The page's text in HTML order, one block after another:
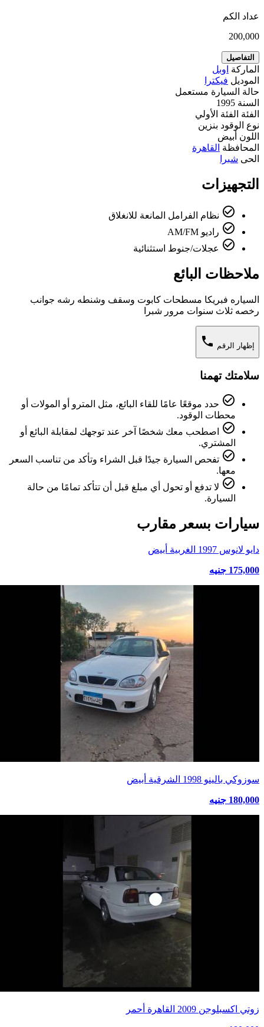
عداد الكم
200,000
التفاصيل
الماركة اوبل
الموديل فيكترا
حالة السيارة مستعمل
السنة 1995
الفئة الفئة الأولي
نوع الوقود بنزين
اللون أبيض
المحافظة القاهرة
الحى شبرا
التجهيزات
check_circle_outline نظام الفرامل المانعة للانغلاق
check_circle_outline راديو AM/FM
check_circle_outline عجلات/جنوط استثنائية
ملاحظات البائع
السياره فبريكا مسطحات كابوت وسقف وشنطه رشه جوانب
رخصه ثلاث سنوات مرور شبرا
إظهار الرقم phone
سلامتك تهمنا
check_circle_outline حدد موقعًا عامًا للقاء البائع، مثل المترو أو المولات أو
محطات الوقود.
check_circle_outline
اصطحب معك شخصًا آخر عند توجهك لمقابلة البائع أو
المشتري.
check_circle_outline تفحص السيارة جيدًا قبل الشراء وتأكد من تناسب السعر
معها.
check_circle_outline لا تدفع أو تحول أي مبلغ قبل أن تتأكد تمامًا من حالة
السيارة.
سيارات بسعر مقارب
دايو لانوس 1997 الغربية أبيض
175,000 جنيه
سوزوكي بالينو 1998 الشرقية أبيض
180,000 جنيه
زوتي اكسبلوجن 2009 القاهرة أحمر